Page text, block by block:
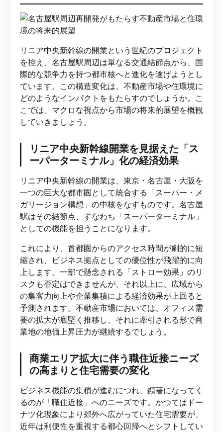
リニア中央新幹線の開業という世紀のプロジェクト
を控え、名古屋駅周辺は単なる交通結節点から、国
際的な競争力を持つ都市核へと進化を遂げようとし
ています。この構造変化は、不動産市場や住環境に
どのようなインパクトをもたらすのでしょうか。こ
こでは、マクロな視点から市場の将来的展望を概観
していきましょう。
リニア中央新幹線開業を見据えた「ス
ーパーターミナル」化の経済効果
リニア中央新幹線の開業は、東京・名古屋・大阪を
一つの巨大な都市圏として統合する「スーパー・メ
ガリージョン構想」の中核をなすものです。名古屋
駅はその結節点、すなわち「スーパーターミナル」
としての機能を担うことになります。
これにより、首都圏からのアクセス時間が劇的に短
縮され、ビジネス拠点としての優位性が飛躍的に向
上します。一部で懸念される「ストロー効果」のリ
スクも否定はできませんが、それ以上に、広域から
の集客力向上や企業集積による経済効果が上回ると
予測されます。不動産市場においては、オフィス需
要の拡大が底堅く推移し、それに牽引される形で商
業地の地価上昇圧力が継続するでしょう。
商業エリア拡大に伴う職住近接ニーズ
の高まりと住宅需要の変化
ビジネス機能の集積が進むにつれ、顕著になってく
るのが「職住近接」へのニーズです。かつてはドー
ナツ化現象により郊外へ広がっていた住宅需要が、
近年は利便性を重視する都心回帰へとシフトしてい